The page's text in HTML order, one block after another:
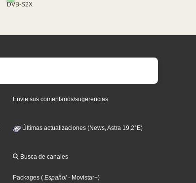
DVB-S2X
Envie sus comentarios/sugerencias
Últimas actualizaciones (News, Astra 19,2°E)
Busca de canales
Packages ( Español - Movistar+)